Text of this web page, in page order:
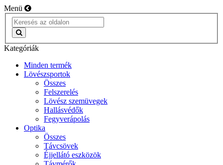
Menü
Kategóriák
Minden termék
Lövészsportok
Összes
Felszerelés
Lövész szemüvegek
Hallásvédők
Fegyverápolás
Optika
Összes
Távcsövek
Éjjellátó eszközök